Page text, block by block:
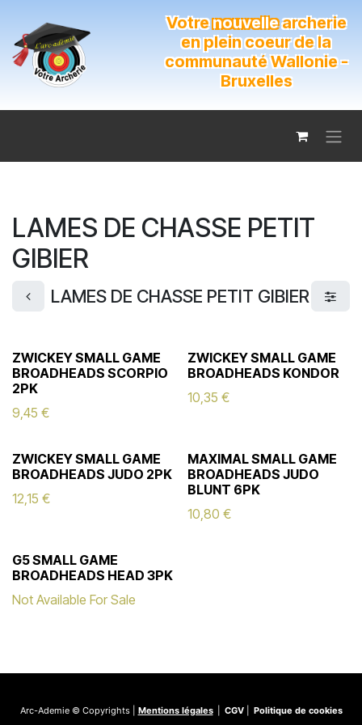
Votrenouvellearcherie
en plein coeur de la
communauté Wallonie -
Bruxelles
LAMES DE CHASSE PETIT
GIBIER
LAMES DE CHASSE PETIT GIBIER
ZWICKEY SMALL GAME
BROADHEADS SCORPIO
2PK
9,45 €
ZWICKEY SMALL GAME
BROADHEADS KONDOR
10,35 €
ZWICKEY SMALL GAME
BROADHEADS JUDO 2PK
12,15 €
MAXIMAL SMALL GAME
BROADHEADS JUDO
BLUNT 6PK
10,80 €
G5 SMALL GAME
BROADHEADS HEAD 3PK
Not Available For Sale
Arc-Ademie © Copyrights | Mentions légales CGV Politique de cookies